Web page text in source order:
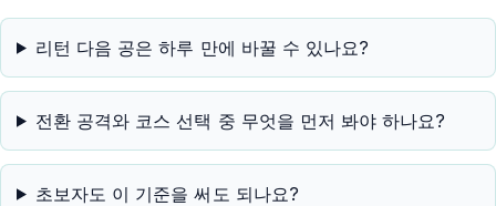
리턴 다음 공은 하루 만에 바꿀 수 있나요?
전환 공격와 코스 선택 중 무엇을 먼저 봐야 하나요?
초보자도 이 기준을 써도 되나요?